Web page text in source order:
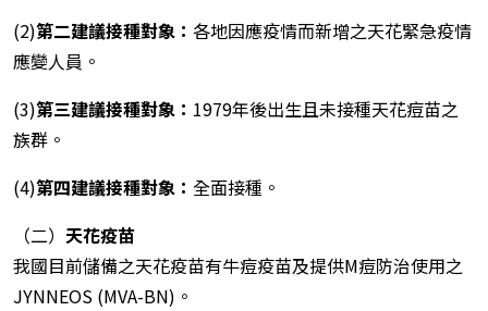
(2)第二建議接種對象： 各地因應疫情而新增之天花緊急疫情
應變人員。
(3)第三建議接種對象： 1979年後出生且未接種天花痘苗之
族群。
(4)第四建議接種對象： 全面接種。
（二） 天花疫苗
我國目前儲備之天花疫苗有牛痘疫苗及提供M痘防治使用之
JYNNEOS (MVA-BN)。